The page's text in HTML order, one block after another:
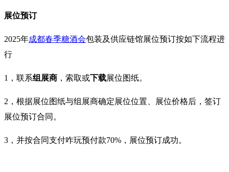
展位预订
2025年成都春季糖酒会包装及供应链馆展位预订按如下流程进
行
1，联系组展商 ‍，索取或下载展位图纸。
2，根据展位图纸与组展商确定展位位置、展位价格后，签订
展位预订合同。
3， 并按合同支付咋玩预付款70%，展位预订成功。